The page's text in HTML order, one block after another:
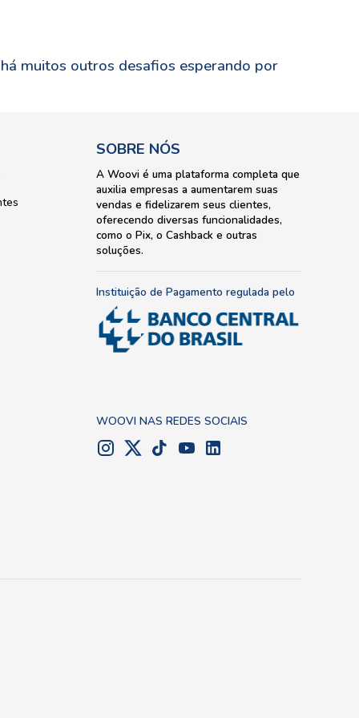
muitos outros desafios esperando por
SOBRE NÓS
A Woovi é uma plataforma completa que
auxilia empresas a aumentarem suas
vendas e fidelizarem seus clientes,
oferecendo diversas funcionalidades,
como o Pix, o Cashback e outras
soluções.
Instituição de Pagamento regulada pelo
WOOVI NAS REDES SOCIAIS